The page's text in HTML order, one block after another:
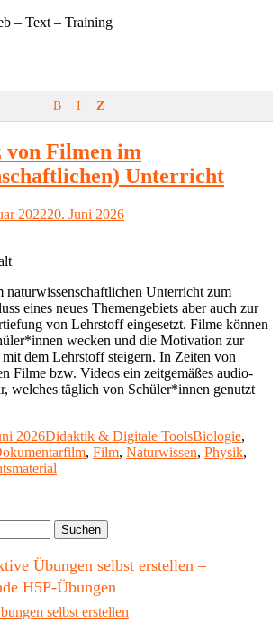
B I Z
von Filmen im
Unterricht
202220. Juni 2026
Unterricht zum
eines neues Themengebiets aber auch zur
von Lehrstoff eingesetzt. Filme können
wecken und die Motivation zur
mit dem Lehrstoff steigern. In Zeiten von
Filme bzw. Videos ein zeitgemäßes audio-
welches täglich von Schüler*innen genutzt
2026Kategorien
Didaktik & Digitale ToolsSchlagwörter
Biologie,
, Film, Naturwissen, Physik,
Übungen selbst erstellen –
H5P-Übungen